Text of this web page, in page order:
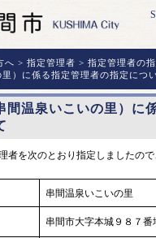
へ >指定管理者 >指定管理者の
里）に係る指定管理者の指定につ
間温泉いこいの里）に
者を次のとおり指定しましたので
串間温泉いこいの里
串間市大字本城９８７番